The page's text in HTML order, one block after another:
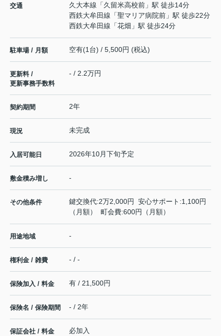
交通 久大本線 「久留米高校前 」駅 徒歩14分
西鉄大牟田線 「聖マリア病院前 」駅 徒歩22分
西鉄大牟田線 「花畑 」駅 徒歩24分
駐車場 / 月額 空有(1台) / 5,500円 (税込)
更新料 /
更新事務手数料
- / 2.2万円
契約期間 2年
現況 未完成
入居可能日 2026年10月下旬予定
敷金積み増し -
その他条件
鍵交換代:2万2,000円 安心サポート:1,100円
（月額） 町会費:600円（月額）
用途地域 -
権利金 / 雑費 - / -
保険加入 / 料金 有 / 21,500円
保険名 / 保険期間 - / 2年
保証会社 / 料金
必加入